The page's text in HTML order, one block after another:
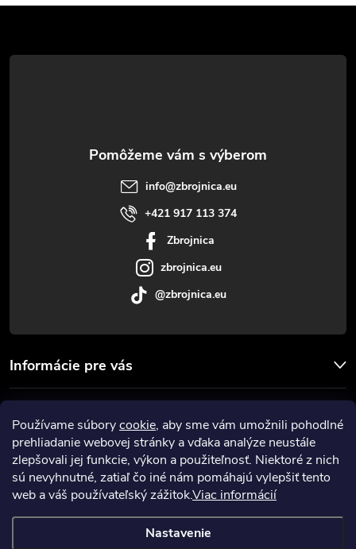
Používame súborycookie, aby sme vám umožnili pohodlné
prehliadanie webovej stránky a vďaka analýze neustále
zlepšovali jej funkcie, výkon a použiteľnosť. Niektoré z nich
sú nevyhnutné, zatiaľ čo iné nám pomáhajú vylepšiť tento
web a váš používateľský zážitok.Viac informácií
Nastavenie
á
Informácie pre vás
Prijímame online platby
info@zbrojnica.eu
+421 917 113 374
Zbrojnica
zbrojnica.eu
@zbrojnica.eu